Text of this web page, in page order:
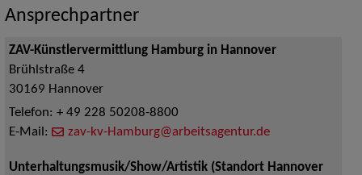
Ansprechpartner
ZAV-Künstlervermittlung Hamburg in Hannover
Brühlstraße 4
30169 Hannover
Telefon: + 49 228 50208-8800
E-Mail:
zav-kv-Hamburg@arbeitsagentur.de
Unterhaltungsmusik/Show/Artistik (Standort Hannover